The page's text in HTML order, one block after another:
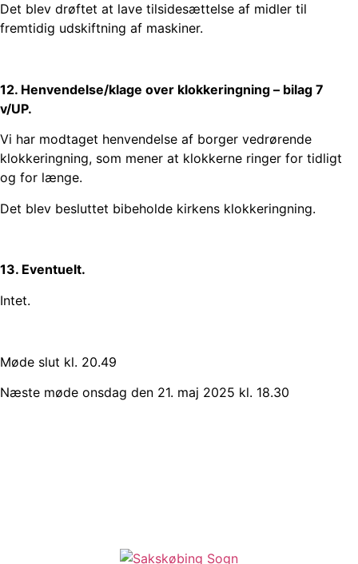
Det blev drøftet at lave tilsidesættelse af midler til
fremtidig udskiftning af maskiner.
12. Henvendelse/klage over klokkeringning – bilag 7
v/UP.
Vi har modtaget henvendelse af borger vedrørende
klokkeringning, som mener at klokkerne ringer for tidligt
og for længe.
Det blev besluttet bibeholde kirkens klokkeringning.
13. Eventuelt.
Intet.
Møde slut kl. 20.49
Næste møde onsdag den 21. maj 2025 kl. 18.30